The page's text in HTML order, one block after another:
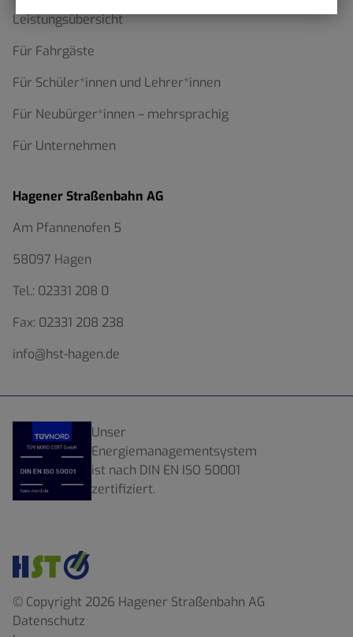
Leistungsübersicht
Für Fahrgäste
Für Schüler*innen und Lehrer*innen
Für Neubürger*innen – mehrsprachig
Für Unternehmen
Hagener Straßenbahn AG
Am Pfannenofen 5
58097 Hagen
Tel.: 02331 208 0
Fax: 02331 208 238
info@hst-hagen.de
Unser
Energiemanagementsystem
ist nach DIN EN ISO 50001
zertifiziert.
© Copyright 2026 Hagener Straßenbahn AG
Datenschutz